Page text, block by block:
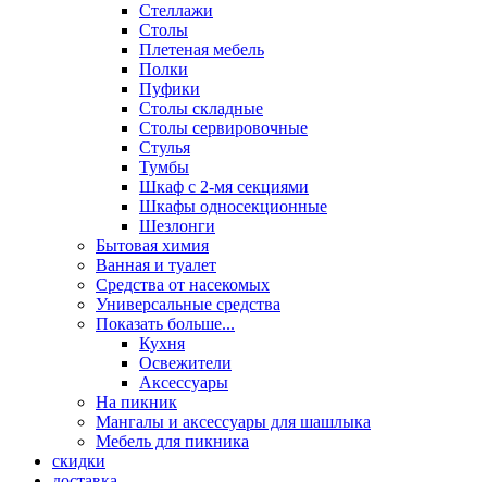
Стеллажи
Столы
Плетеная мебель
Полки
Пуфики
Столы складные
Столы сервировочные
Стулья
Тумбы
Шкаф с 2-мя секциями
Шкафы односекционные
Шезлонги
Бытовая химия
Ванная и туалет
Средства от насекомых
Универсальные средства
Показать больше...
Кухня
Освежители
Аксессуары
На пикник
Мангалы и аксессуары для шашлыка
Мебель для пикника
скидки